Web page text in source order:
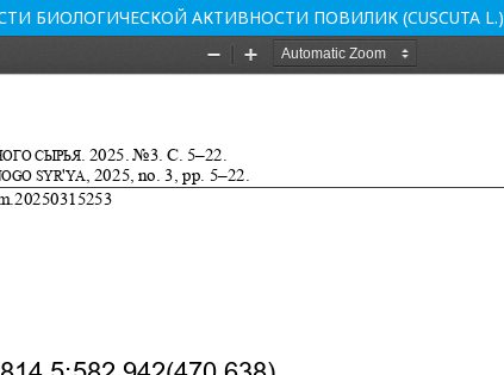
БИОЛОГИЧЕСКОЙ АКТИВНОСТИ ПОВИЛИК (CUSCUTA L.)